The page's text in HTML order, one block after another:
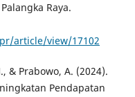
Raya.
article/view/17102
& Prabowo, A. (2024).
Pendapatan